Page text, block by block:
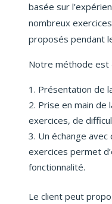
basée sur
nombreux
proposés pendant
Notre méthode est
Présentation de
Prise en main de
exercices, de
Un échange
exercices permet
fonctionnalité.
Le client peut